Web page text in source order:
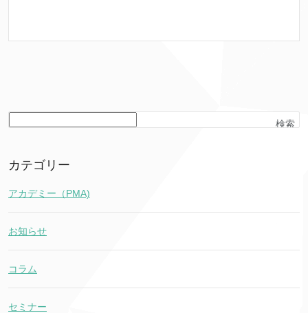
検索
カテゴリー
アカデミー（PMA)
お知らせ
コラム
セミナー